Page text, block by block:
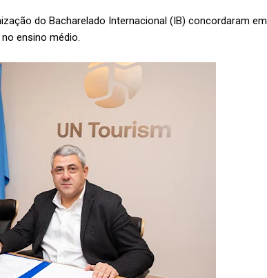
do Bacharelado Internacional (IB) concordaram em
ensino médio.